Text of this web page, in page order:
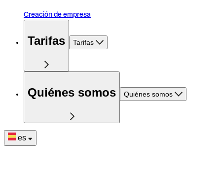
Creación de empresa
Tarifas Tarifas
Quiénes somos Quiénes somos
es